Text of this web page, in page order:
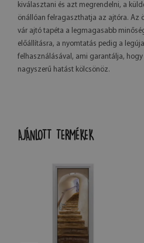
kiválasztani és azt megrendelni, a
önállóan felragaszthatja az ajtóra. Az
vár ajtó tapéta a legmagasabb
előállításra, a nyomtatás pedig a
felhasználásával, ami garantálja,
nagyszerű hatást kölcsönöz.
AJÁNLOTT TERMÉKEK